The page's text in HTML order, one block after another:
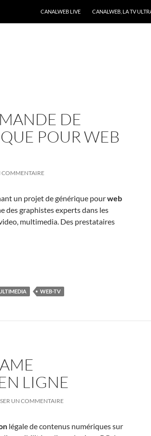
CANALWEB LIVE CANALWEB, LA TV
DE
POUR WEB
COMMENTAIRE
un projet de générique pourweb
des graphistes experts dans les
multimedia. Des prestataires
WEB-TV
LIGNE
UN COMMENTAIRE
légale de contenus numériques sur